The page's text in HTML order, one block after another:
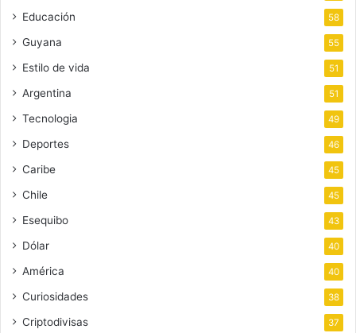
Educación 58
Guyana 55
Estilo de vida 51
Argentina 51
Tecnologia 49
Deportes 46
Caribe 45
Chile 45
Esequibo 43
Dólar 40
América 40
Curiosidades 38
Criptodivisas 37